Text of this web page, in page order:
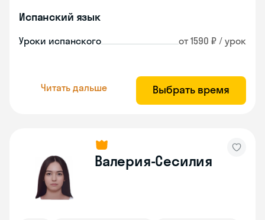
Испанский язык
Уроки испанского от 1590 ₽ / урок
Читать дальше Выбрать время
Валерия-Сесилия